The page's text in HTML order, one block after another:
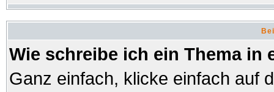
Wie schreibe ich ein Thema in
Ganz einfach, klicke einfach auf